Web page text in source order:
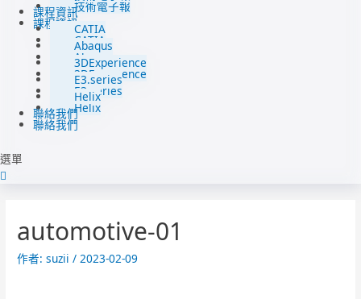
技術電子報
課程資訊
CATIA
Abaqus
3DExperience
E3.series
Helix
聯絡我們
選單
課程資訊
CATIA
Abaqus
3DExperience
E3.series
Helix
聯絡我們
automotive-01
作者:suzii / 2023-02-09